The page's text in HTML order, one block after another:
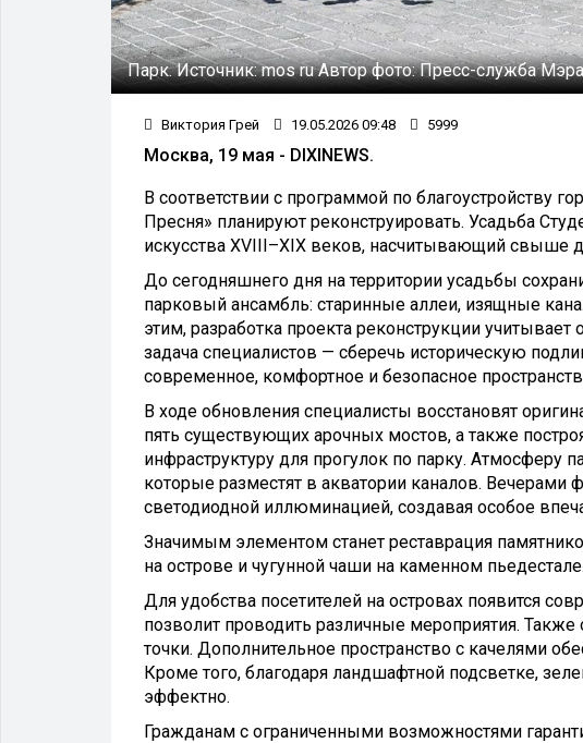
Парк.Источник:mos ruАвтор фото:Пресс-служба
Виктория Грей 19.05.2026 09:48 5999
Москва, 19 мая - DIXINEWS.
В соответствии с программой по благоустройству
Пресня» планируют реконструировать. Усадьба
искусства XVIII–XIX веков, насчитывающий свыше
До сегодняшнего дня на территории усадьбы
парковый ансамбль: старинные аллеи, изящные
этим, разработка проекта реконструкции
задача специалистов — сберечь историческую
современное, комфортное и безопасное
В ходе обновления специалисты восстановят
пять существующих арочных мостов, а также
инфраструктуру для прогулок по парку. Атмосферу
которые разместят в акватории каналов. Вечерами
светодиодной иллюминацией, создавая особое
Значимым элементом станет реставрация
на острове и чугунной чаши на каменном пьедестале.
Для удобства посетителей на островах появится
позволит проводить различные мероприятия.
точки. Дополнительное пространство с качелями
Кроме того, благодаря ландшафтной подсветке,
эффектно.
Гражданам с ограниченными возможностями